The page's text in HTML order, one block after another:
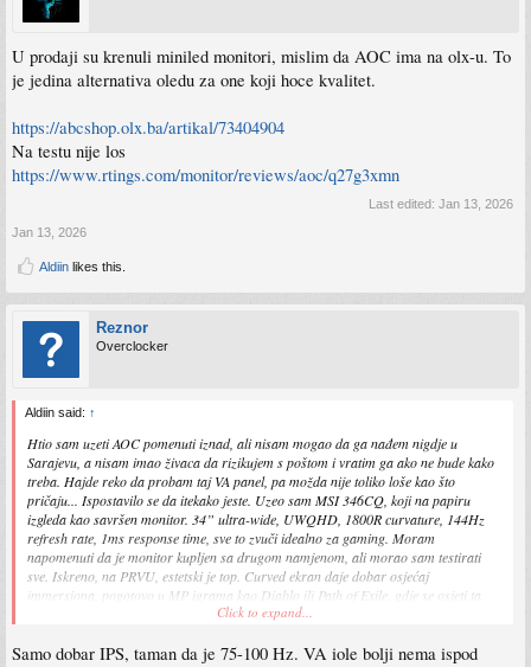
U prodaji su krenuli miniled monitori, mislim da AOC ima na olx-u. To
je jedina alternativa oledu za one koji hoce kvalitet.
https://abcshop.olx.ba/artikal/73404904
Na testu nije los
https://www.rtings.com/monitor/reviews/aoc/q27g3xmn
Last edited: Jan 13, 2026
Jan 13, 2026
Aldiin likes this.
Reznor
Overclocker
Aldiin said: ↑
Htio sam uzeti AOC pomenuti iznad, ali nisam mogao da ga nađem nigdje u
Sarajevu, a nisam imao živaca da rizikujem s poštom i vratim ga ako ne bude kako
treba. Hajde reko da probam taj VA panel, pa možda nije toliko loše kao što
pričaju... Ispostavilo se da itekako jeste. Uzeo sam MSI 346CQ, koji na papiru
izgleda kao savršen monitor. 34” ultra-wide, UWQHD, 1800R curvature, 144Hz
refresh rate, 1ms response time, sve to zvuči idealno za gaming. Moram
napomenuti da je monitor kupljen sa drugom namjenom, ali morao sam testirati
sve. Iskreno, na PRVU, estetski je top. Curved ekran daje dobar osjećaj
immersiona, pogotovo u MP igrama kao Diablo ili Path of Exile, gdje se osjeti ta
curved perspektiva. RTS naslovi su čista perverzija. Međutim, kad kreneš ozbiljno
Click to expand...
Samo dobar IPS, taman da je 75-100 Hz. VA iole bolji nema ispod